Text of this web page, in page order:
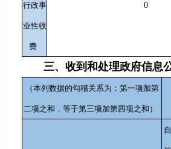
行政事
业性收
费
0
三、收到和处理政府信息
（本列数据的勾稽关系为：第一项加第
二项之和，等于第三项加第四项之和）
自